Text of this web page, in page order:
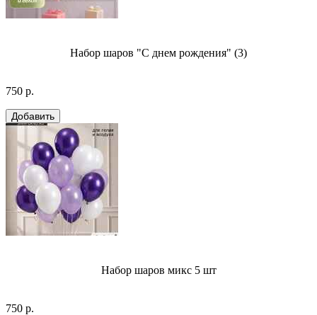
Набор шаров "С днем рождения" (3)
750 р.
Набор шаров микс 5 шт
750 р.